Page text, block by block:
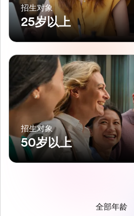
招生对象
25岁以上
招生对象
50岁以上
全部年龄